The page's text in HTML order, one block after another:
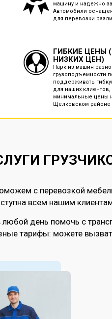
машину и надежно
Автомобили
для перевозки
ГИБКИЕ ЦЕНЫ
НИЗКИХ ЦЕН)
Парк из машин
грузоподъемности
поддерживать
для наших
минимальные цены
Щелковском районе
с перевозкой
всем нашим
день помочь с
тарифы: можете